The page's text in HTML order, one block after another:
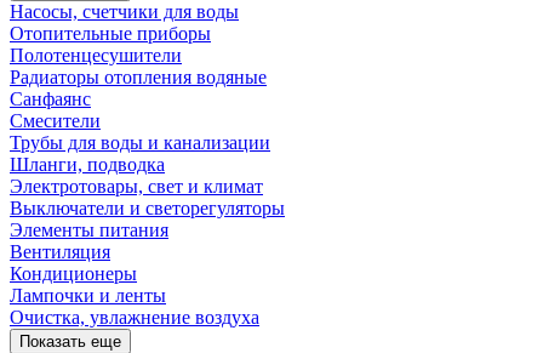
Насосы, счетчики для воды
Отопительные приборы
Полотенцесушители
Радиаторы отопления водяные
Санфаянс
Смесители
Трубы для воды и канализации
Шланги, подводка
Электротовары, свет и климат
Выключатели и светорегуляторы
Элементы питания
Вентиляция
Кондиционеры
Лампочки и ленты
Очистка, увлажнение воздуха
Показать еще